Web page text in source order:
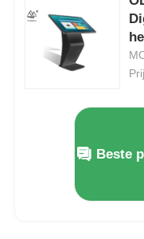
Beste